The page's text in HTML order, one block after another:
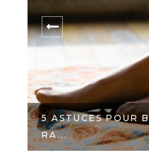
5 ASTUCES POUR
RA...